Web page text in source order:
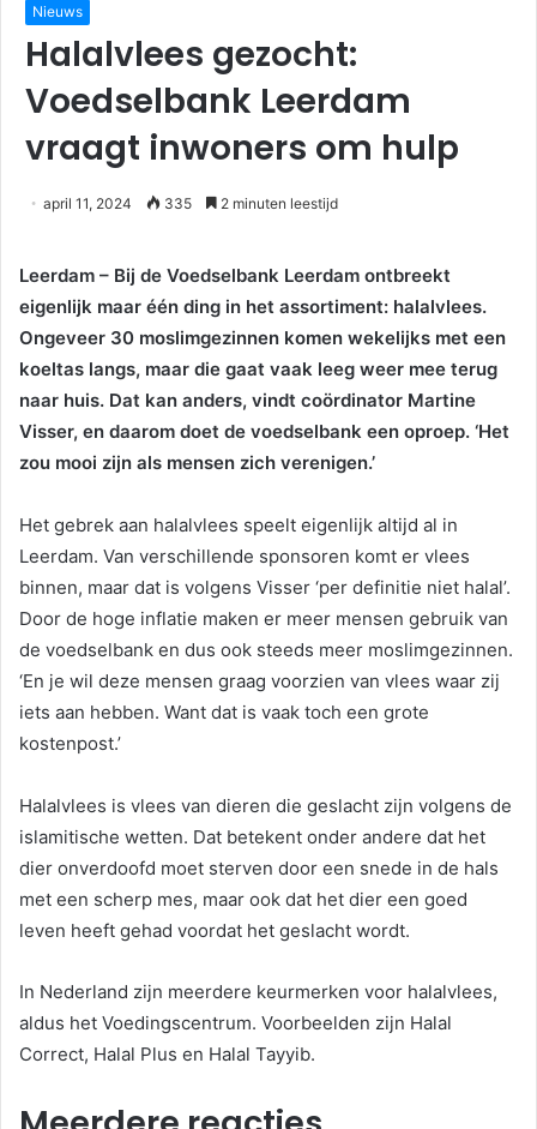
Nieuws
Halalvlees gezocht:
Voedselbank Leerdam
vraagt inwoners om hulp
april 11, 2024 335 2 minuten leestijd
Leerdam – Bij de Voedselbank Leerdam ontbreekt
eigenlijk maar één ding in het assortiment: halalvlees.
Ongeveer 30 moslimgezinnen komen wekelijks met een
koeltas langs, maar die gaat vaak leeg weer mee terug
naar huis. Dat kan anders, vindt coördinator Martine
Visser, en daarom doet de voedselbank een oproep. ‘Het
zou mooi zijn als mensen zich verenigen.’
Het gebrek aan halalvlees speelt eigenlijk altijd al in
Leerdam. Van verschillende sponsoren komt er vlees
binnen, maar dat is volgens Visser ‘per definitie niet halal’.
Door de hoge inflatie maken er meer mensen gebruik van
de voedselbank en dus ook steeds meer moslimgezinnen.
‘En je wil deze mensen graag voorzien van vlees waar zij
iets aan hebben. Want dat is vaak toch een grote
kostenpost.’
Halalvlees is vlees van dieren die geslacht zijn volgens de
islamitische wetten. Dat betekent onder andere dat het
dier onverdoofd moet sterven door een snede in de hals
met een scherp mes, maar ook dat het dier een goed
leven heeft gehad voordat het geslacht wordt.
In Nederland zijn meerdere keurmerken voor halalvlees,
aldus het Voedingscentrum. Voorbeelden zijn Halal
Correct, Halal Plus en Halal Tayyib.